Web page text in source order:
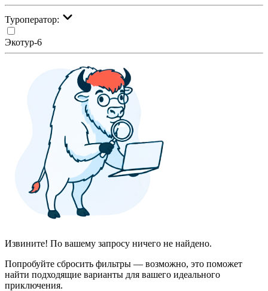
Туроператор:
Экотур-6
Извините! По вашему запросу ничего не найдено.
Попробуйте сбросить фильтры — возможно, это поможет
найти подходящие варианты для вашего идеального
приключения.